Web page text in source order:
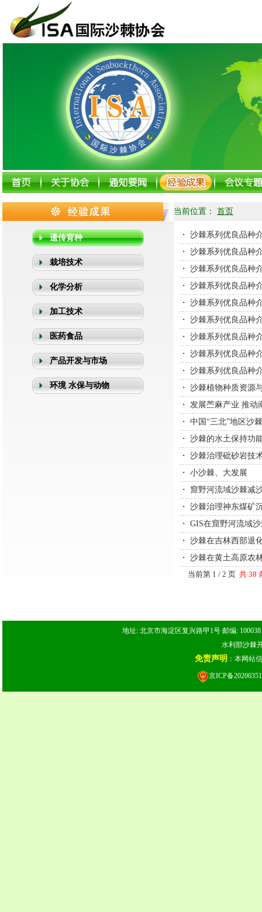
当前位置： 首页
遗传育种
栽培技术
化学分析
加工技术
医药食品
产品开发与市场
环境 水保与动物
・ 沙棘系列优良品种
・ 沙棘系列优良品种
・ 沙棘系列优良品种
・ 沙棘系列优良品种
・ 沙棘系列优良品种
・ 沙棘系列优良品种
・ 沙棘系列优良品种
・ 沙棘系列优良品种
・ 沙棘系列优良品种
・ 沙棘植物种质资源
・ 发展苎麻产业 推动
・ 中国“三北”地区沙
・ 沙棘的水土保持功
・ 沙棘治理砒砂岩技
・ 小沙棘、大发展
・ 窟野河流域沙棘减
・ 沙棘治理神东煤矿
・ GIS在窟野河流域
・ 沙棘在吉林西部退
・ 沙棘在黄土高原农
当前第 1 / 2 页 共 38
地址: 北京市海淀区复兴路甲1号 邮编:
水利部沙棘
免责声明 ：本网站
京ICP备